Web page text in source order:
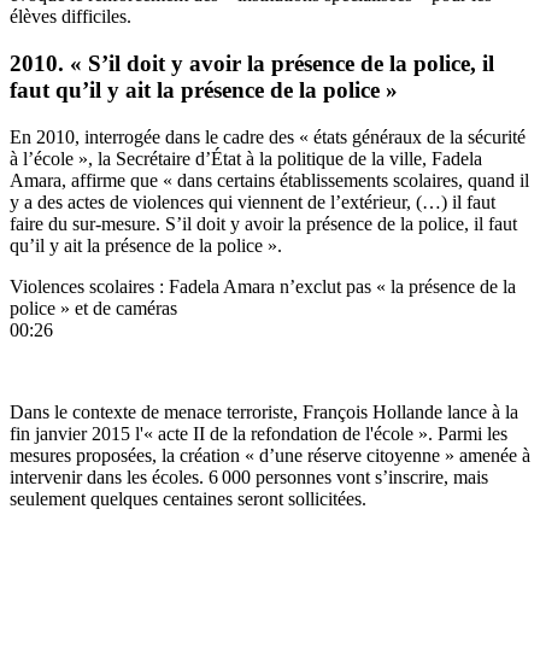
élèves difficiles.
2010. « S’il doit y avoir la présence de la police, il
faut qu’il y ait la présence de la police »
En 2010, interrogée dans le cadre des « états généraux de la sécurité
à l’école », la Secrétaire d’État à la politique de la ville, Fadela
Amara, affirme que « dans certains établissements scolaires, quand il
y a des actes de violences qui viennent de l’extérieur, (…) il faut
faire du sur-mesure. S’il doit y avoir la présence de la police, il faut
qu’il y ait la présence de la police ».
Violences scolaires : Fadela Amara n’exclut pas « la présence de la
police » et de caméras
00:26
Dans le contexte de menace terroriste, François Hollande lance à la
fin janvier 2015 l'« acte II de la refondation de l'école ». Parmi les
mesures proposées, la création « d’une réserve citoyenne » amenée à
intervenir dans les écoles. 6 000 personnes vont s’inscrire, mais
seulement quelques centaines seront sollicitées.